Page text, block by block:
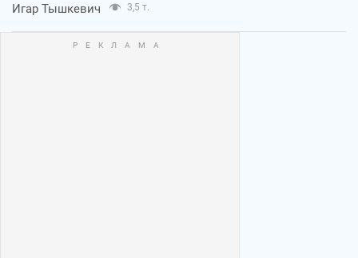
Игар Тышкевич 3,5 т.